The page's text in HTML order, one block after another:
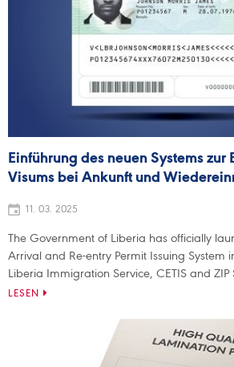
Einführung des neuen Systems zur
Visums bei Ankunft und
11. 03. 2025
The Government of Liberia has officially
Arrival and Re-entry Permit Issuing System
Liberia Immigration Service, CETIS and ZIP
LESEN